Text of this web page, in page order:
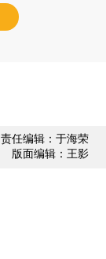
责任编辑：于海荣
版面编辑：王影